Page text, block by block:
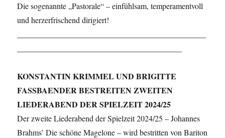
Die sogenannte „Pastorale“ – einfühlsam, temperamentvoll
und herzerfrischend dirigiert!
KONSTANTIN KRIMMEL UND BRIGITTE
FASSBAENDER BESTREITEN ZWEITEN
LIEDERABEND DER SPIELZEIT 2024/25
Der zweite Liederabend der Spielzeit 2024/25 – Johannes
Brahms’ Die schöne Magelone – wird bestritten von Bariton